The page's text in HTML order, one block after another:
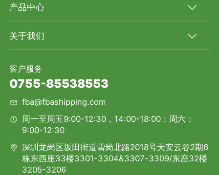
产品中心
关于我们
客户服务
0755-85538553
fba@fbashipping.com
周一至周五9:00-12:30，14:00-18:00；周六：
9:00-12:30
深圳龙岗区坂田街道雪岗北路2018号天安云谷2期6
栋东西座33楼3301-3304&3307-3309/东座32楼
3205-3206